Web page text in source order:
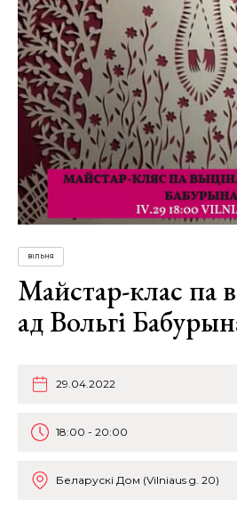
ВІЛЬНЯ
Майстар-клас па
ад Вольгі
29.04.2022
18:00 - 20:00
Беларускі Дом (Vilniaus g. 20)